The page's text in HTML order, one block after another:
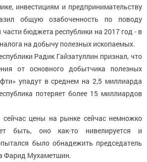
инвестициям и предпринимательству
общую озабоченность по поводу
части бюджета республики на 2017 год - в
на добычу полезных ископаемых.
Радик Гайзатуллин признал, что
от основного добытчика полезных
упадут в среднем на 2,5 миллиарда
потеряет более 15 миллиардов
цены на рынке сейчас немножко
быть, оно как-то нивелируется и
было обнадежить председатель
Фарид Мухаметшин.